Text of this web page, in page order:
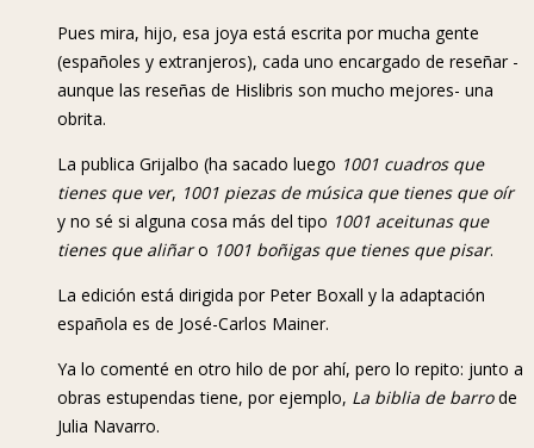
Pues mira, hijo, esa joya está escrita por mucha gente
(españoles y extranjeros), cada uno encargado de reseñar -
aunque las reseñas de Hislibris son mucho mejores- una
obrita.
La publica Grijalbo (ha sacado luego 1001 cuadros que
tienes que ver, 1001 piezas de música que tienes que oír
y no sé si alguna cosa más del tipo 1001 aceitunas que
tienes que aliñaro 1001 boñigas que tienes que pisar.
La edición está dirigida por Peter Boxall y la adaptación
española es de José-Carlos Mainer.
Ya lo comenté en otro hilo de por ahí, pero lo repito: junto a
obras estupendas tiene, por ejemplo, La biblia de barrode
Julia Navarro.